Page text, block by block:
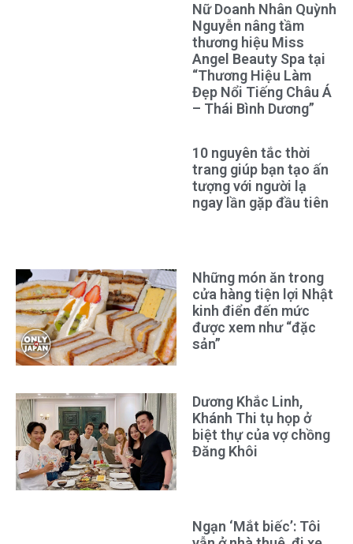
Nữ Doanh Nhân Quỳnh
Nguyễn nâng tầm
thương hiệu Miss
Angel Beauty Spa tại
“Thương Hiệu Làm
Đẹp Nổi Tiếng Châu Á
– Thái Bình Dương”
10 nguyên tắc thời
trang giúp bạn tạo ấn
tượng với người lạ
ngay lần gặp đầu tiên
Những món ăn trong
cửa hàng tiện lợi Nhật
kinh điển đến mức
được xem như “đặc
sản”
Dương Khắc Linh,
Khánh Thi tụ họp ở
biệt thự của vợ chồng
Đăng Khôi
Ngạn ‘Mắt biếc’: Tôi